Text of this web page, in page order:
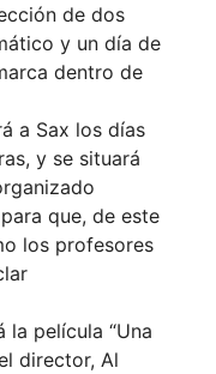
de dos
y un día de
dentro de
a Sax los días
y se situará
que, de este
los profesores
película “Una
director, Al